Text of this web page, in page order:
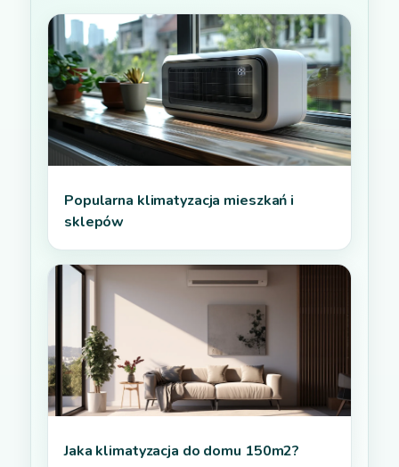
Popularna klimatyzacja mieszkań i
sklepów
Jaka klimatyzacja do domu 150m2?